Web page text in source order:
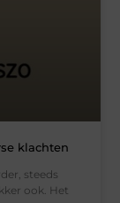
klachten
steeds
ook. Het